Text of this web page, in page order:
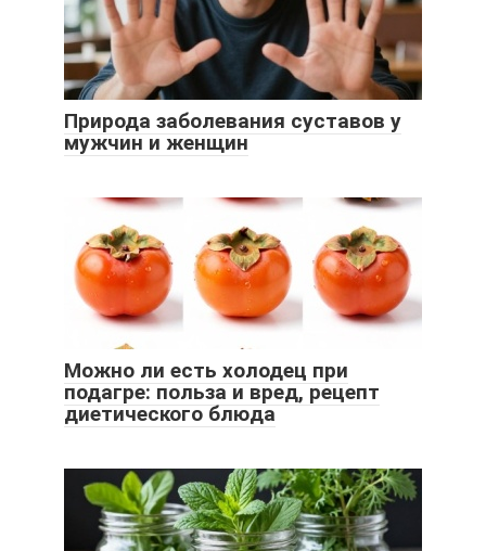
Природа заболевания суставов у
мужчин и женщин
Можно ли есть холодец при
подагре: польза и вред, рецепт
диетического блюда